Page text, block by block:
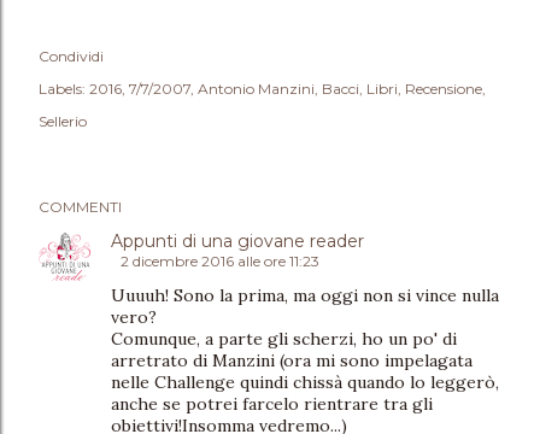
Condividi
Labels: 2016 7/7/2007 Antonio Manzini Bacci Libri Recensione
Sellerio
COMMENTI
Appunti di una giovane reader
2 dicembre 2016 alle ore 11:23
Uuuuh! Sono la prima, ma oggi non si vince nulla
vero?
Comunque, a parte gli scherzi, ho un po' di
arretrato di Manzini (ora mi sono impelagata
nelle Challenge quindi chissà quando lo leggerò,
anche se potrei farcelo rientrare tra gli
obiettivi!Insomma vedremo...)